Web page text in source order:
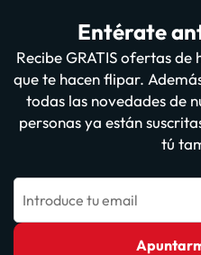
Entérate
Recibe GRATIS ofertas de
que te hacen flipar.
todas las novedades de
personas ya están
tú
Introduce tu email